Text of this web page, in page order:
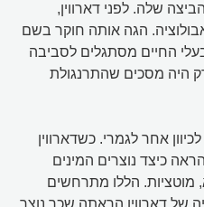
שלה. לפני דארווין,
הגה אותה חוקר בשם
החיים מסתגלים לסביבה
היה מסכים שהתרנגולת
אחר לגמרי. כשדארווין
כיצד נוצרים המינים
מוטציות. הללו מתרחשים
של דארווין הראתה שכך נוצר